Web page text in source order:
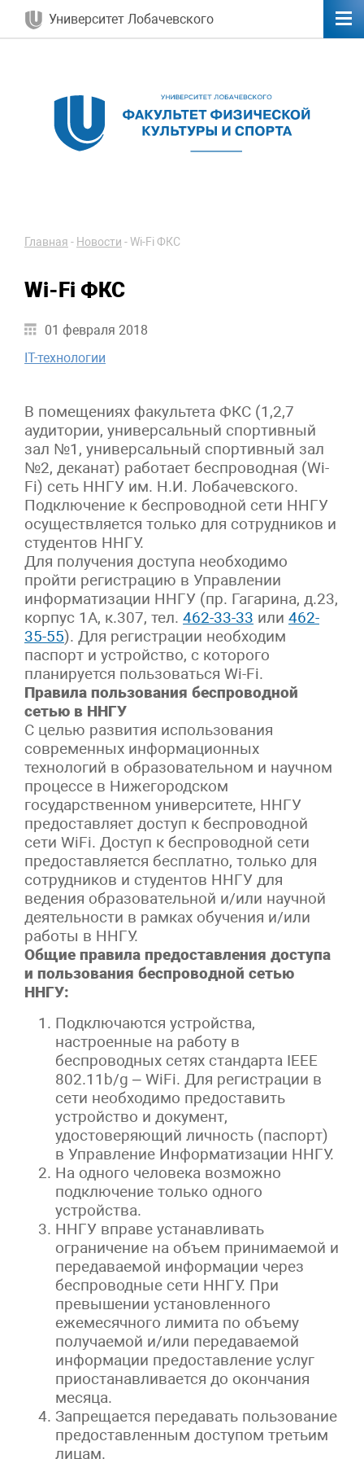
Университет Лобачевского
Главная - Новости -Wi-Fi ФКС
Wi-Fi ФКС
01 февраля 2018
IT-технологии
В помещениях факультета ФКС (1,2,7
аудитории, универсальный спортивный
зал №1, универсальный спортивный зал
№2, деканат) работает беспроводная (Wi-
Fi) сеть ННГУ им. Н.И. Лобачевского.
Подключение к беспроводной сети ННГУ
осуществляется только для сотрудников и
студентов ННГУ.
Для получения доступа необходимо
пройти регистрацию в Управлении
информатизации ННГУ (пр. Гагарина, д.23,
корпус 1А, к.307, тел. 462-33-33 или 462-
35-55). Для регистрации необходим
паспорт и устройство, с которого
планируется пользоваться Wi-Fi.
Правила пользования беспроводной
сетью в ННГУ
С целью развития использования
современных информационных
технологий в образовательном и научном
процессе в Нижегородском
государственном университете, ННГУ
предоставляет доступ к беспроводной
сети WiFi. Доступ к беспроводной сети
предоставляется бесплатно, только для
сотрудников и студентов ННГУ для
ведения образовательной и/или научной
деятельности в рамках обучения и/или
работы в ННГУ.
Общие правила предоставления доступа
и пользования беспроводной сетью
ННГУ:
Подключаются устройства,
настроенные на работу в
беспроводных сетях стандарта IEEE
802.11b/g – WiFi. Для регистрации в
сети необходимо предоставить
устройство и документ,
удостоверяющий личность (паспорт)
в Управление Информатизации ННГУ.
На одного человека возможно
подключение только одного
устройства.
ННГУ вправе устанавливать
ограничение на объем принимаемой и
передаваемой информации через
беспроводные сети ННГУ. При
превышении установленного
ежемесячного лимита по объему
получаемой и/или передаваемой
информации предоставление услуг
приостанавливается до окончания
месяца.
Запрещается передавать пользование
предоставленным доступом третьим
лицам.